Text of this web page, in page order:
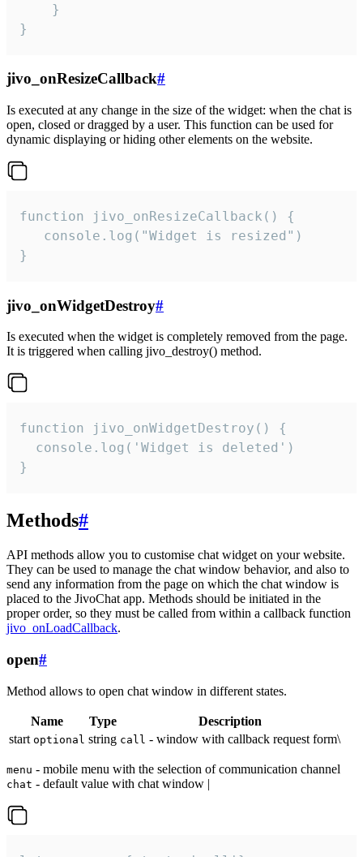
    }
}
jivo_onResizeCallback#
Is executed at any change in the size of the widget: when the chat is
open, closed or dragged by a user. This function can be used for
dynamic displaying or hiding other elements on the website.
function jivo_onResizeCallback() {
   console.log("Widget is resized")
}
jivo_onWidgetDestroy#
Is executed when the widget is completely removed from the page.
It is triggered when calling jivo_destroy() method.
function jivo_onWidgetDestroy() {
  console.log('Widget is deleted')
}
Methods#
API methods allow you to customise chat widget on your website.
They can be used to manage the chat window behavior, and also to
send any information from the page on which the chat window is
placed to the JivoChat app. Methods should be initiated in the
proper order, so they must be called from within a callback function
jivo_onLoadCallback.
open#
Method allows to open chat window in different states.
Name Type
Description
start optional string call - window with callback request form\
menu - mobile menu with the selection of communication channel
chat - default value with chat window |